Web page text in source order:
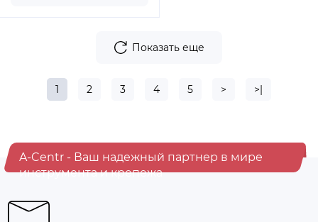
Показать еще
1 2 3 4 5 > >|
A-Centr - Ваш надежный партнер в мире
инструмента и крепежа